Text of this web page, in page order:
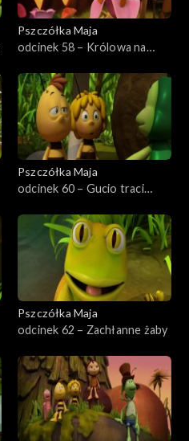
Pszczółka Maja
odcinek 58 – Królowa na
Pszczółka Maja
odcinek 60 – Gucio traci
Pszczółka Maja
odcinek 62 – Zachłanne żaby